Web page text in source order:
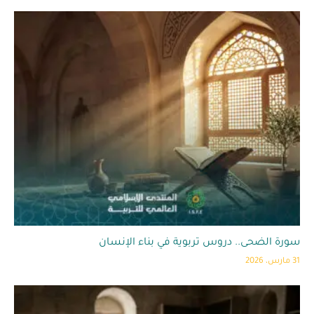
سورة الضحى.. دروس تربوية في بناء الإنسان
31 مارس، 2026